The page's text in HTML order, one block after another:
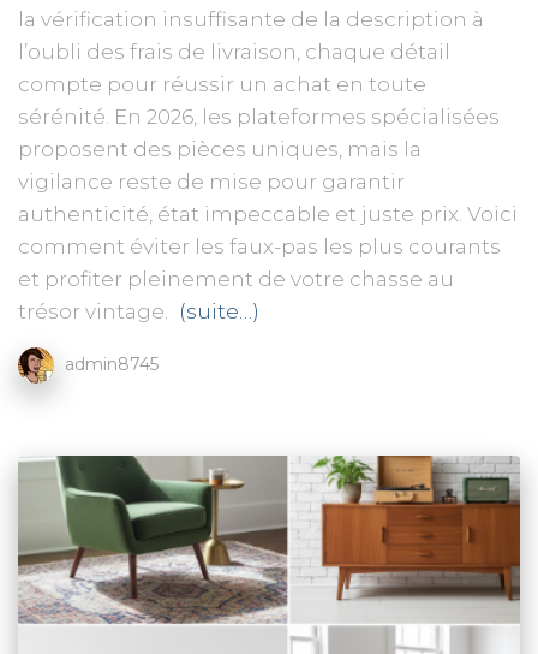
la vérification insuffisante de la description à
l’oubli des frais de livraison, chaque détail
compte pour réussir un achat en toute
sérénité. En 2026, les plateformes spécialisées
proposent des pièces uniques, mais la
vigilance reste de mise pour garantir
authenticité, état impeccable et juste prix. Voici
comment éviter les faux-pas les plus courants
et profiter pleinement de votre chasse au
trésor vintage.
(suite…)
admin8745